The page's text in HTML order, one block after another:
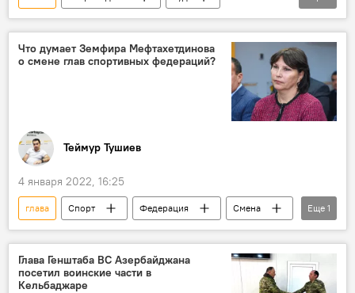
Имишлинский район
присвоение
Что думает Земфира Мефтахетдинова
о смене глав спортивных федераций?
Теймур Тушиев
4 января 2022, 16:25
глава Спорт Федерация
Смена
Земфира Мефтахетдинова
Еще 1
Глава Генштаба ВС Азербайджана
посетил воинские части в
Кельбаджаре